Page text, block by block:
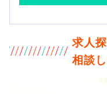
求人
相談